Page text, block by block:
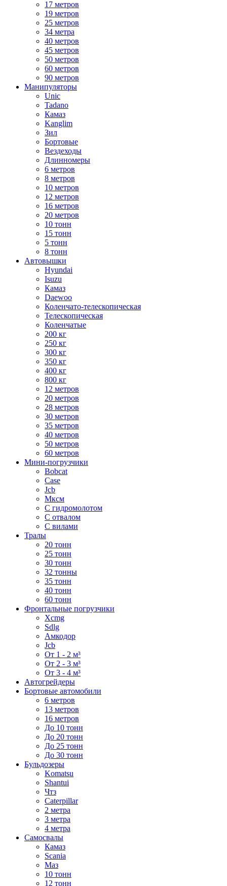
17 метров
19 метров
25 метров
34 метра
40 метров
45 метров
50 метров
60 метров
90 метров
Манипуляторы
Unic
Tadano
Камаз
Kanglim
Зил
Бортовые
Вездеходы
Длинномеры
6 метров
8 метров
10 метров
12 метров
16 метров
20 метров
10 тонн
15 тонн
5 тонн
8 тонн
Автовышки
Hyundai
Isuzu
Камаз
Daewoo
Коленчато-телескопическая
Телескопическая
Коленчатые
200 кг
250 кг
300 кг
350 кг
400 кг
800 кг
12 метров
20 метров
28 метров
30 метров
35 метров
40 метров
50 метров
60 метров
Мини-погрузчики
Bobcat
Case
Jcb
Мксм
С гидромолотом
С отвалом
С вилами
Тралы
20 тонн
25 тонн
30 тонн
32 тонны
35 тонн
40 тонн
60 тонн
Фронтальные погрузчики
Xcmg
Sdlg
Амкодор
Jcb
От 1 - 2 м³
От 2 - 3 м³
От 3 - 4 м³
Автогрейдеры
Бортовые автомобили
6 метров
13 метров
16 метров
До 10 тонн
До 20 тонн
До 25 тонн
До 30 тонн
Бульдозеры
Komatsu
Shantui
Чтз
Caterpillar
2 метра
3 метра
4 метра
Самосвалы
Камаз
Scania
Маз
10 тонн
12 тонн